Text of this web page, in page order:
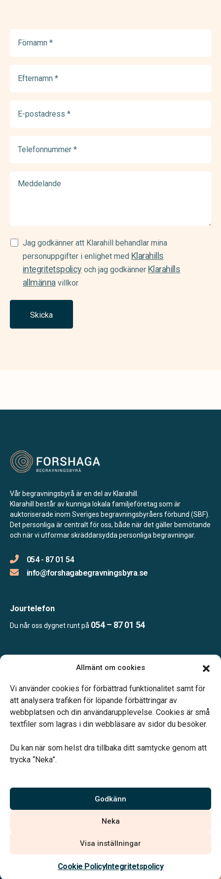
Allmänt om cookies
Vi använder cookies för förbättrad funktionalitet samt för
att analysera trafiken för löpande förbättringar av
webbplatsen och din användarupplevelse. Cookies är små
textfiler som lagras i din webbläsare av sidor du besöker.
Du kan när som helst dra tillbaka ditt samtycke genom att
trycka “Neka”.
Godkänn
Neka
Visa inställningar
Cookie PolicyIntegritetspolicy
(Required)
(Required)
postadress
(Required)
Samtycke
(Required)
Jag godkänner att Klarahill behandlar mina
personuppgifter i enlighet med Klarahills
integritetspolicyoch jag godkänner Klarahills
allmännavillkor
Skicka
Kontakta oss
Vår begravningsbyrå är en del av Klarahill.
Klarahill består av kunniga lokala familjeföretag som är
auktoriserade inom Sveriges begravningsbyråers förbund (SBF).
Det personliga är centralt för oss, både när det gäller bemötande
och när vi utformar skräddarsydda personliga begravningar.
054 - 87 01 54
info@forshagabegravningsbyra.se
Jourtelefon
Du når oss dygnet runt på 054 – 87 01 54
Telefonjour dygnet runt.
Vårt systerbolag Verahill hjälper dig med familjejuridiken –
Vi är auktoriserade av Sveriges Begravningsbyråers Förbund och
har högt ställda krav på utbildning, kvalitet, miljö och arbetsmiljö.